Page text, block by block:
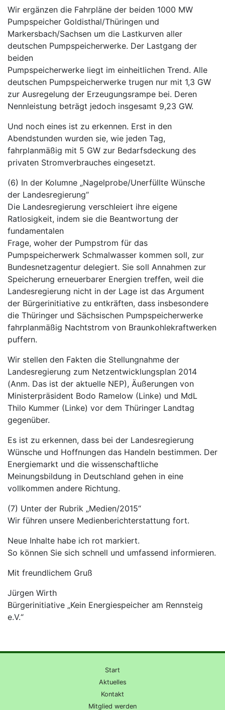
Wir ergänzen die Fahrpläne der beiden 1000 MW
Pumpspeicher Goldisthal/Thüringen und
Markersbach/Sachsen um die Lastkurven aller
deutschen Pumpspeicherwerke. Der Lastgang der
beiden
Pumpspeicherwerke liegt im einheitlichen Trend. Alle
deutschen Pumpspeicherwerke trugen nur mit 1,3 GW
zur Ausregelung der Erzeugungsrampe bei. Deren
Nennleistung beträgt jedoch insgesamt 9,23 GW.
Und noch eines ist zu erkennen. Erst in den
Abendstunden wurden sie, wie jeden Tag,
fahrplanmäßig mit 5 GW zur Bedarfsdeckung des
privaten Stromverbrauches eingesetzt.
(6) In der Kolumne „Nagelprobe/Unerfüllte Wünsche
der Landesregierung“
Die Landesregierung verschleiert ihre eigene
Ratlosigkeit, indem sie die Beantwortung der
fundamentalen
Frage, woher der Pumpstrom für das
Pumpspeicherwerk Schmalwasser kommen soll, zur
Bundesnetzagentur delegiert. Sie soll Annahmen zur
Speicherung erneuerbarer Energien treffen, weil die
Landesregierung nicht in der Lage ist das Argument
der Bürgerinitiative zu entkräften, dass insbesondere
die Thüringer und Sächsischen Pumpspeicherwerke
fahrplanmäßig Nachtstrom von Braunkohlekraftwerken
puffern.
Wir stellen den Fakten die Stellungnahme der
Landesregierung zum Netzentwicklungsplan 2014
(Anm. Das ist der aktuelle NEP), Äußerungen von
Ministerpräsident Bodo Ramelow (Linke) und MdL
Thilo Kummer (Linke) vor dem Thüringer Landtag
gegenüber.
Es ist zu erkennen, dass bei der Landesregierung
Wünsche und Hoffnungen das Handeln bestimmen. Der
Energiemarkt und die wissenschaftliche
Meinungsbildung in Deutschland gehen in eine
vollkommen andere Richtung.
(7) Unter der Rubrik „Medien/2015“
Wir führen unsere Medienberichterstattung fort.
Neue Inhalte habe ich rot markiert.
So können Sie sich schnell und umfassend informieren.
Mit freundlichem Gruß
Jürgen Wirth
Bürgerinitiative „Kein Energiespeicher am Rennsteig
e.V.“
Start
Aktuelles
Kontakt
Mitglied werden